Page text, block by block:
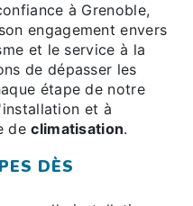
à Grenoble,
engagement envers
et le service à la
de dépasser les
étape de notre
et à
declimatisation.
DÈS